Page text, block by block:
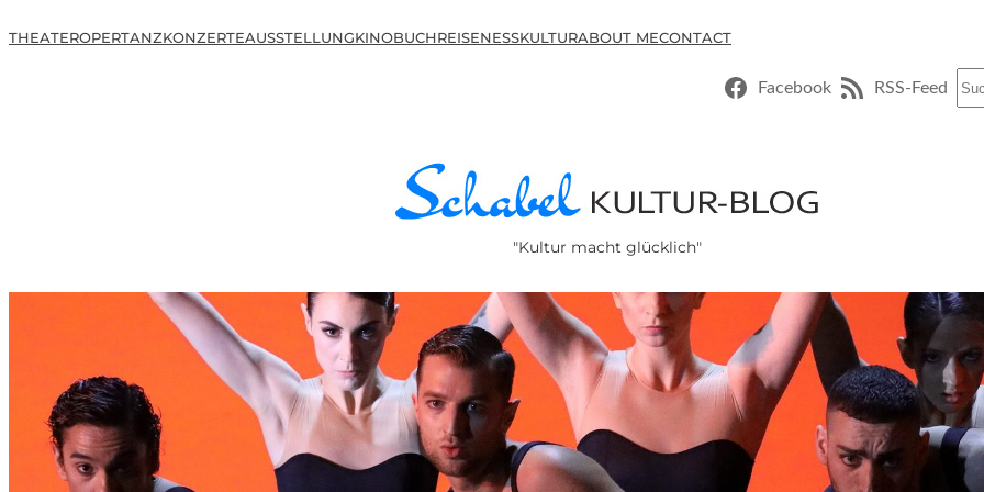
THEATEROPERTANZKONZERTEAUSSTELLUNGKINOBUCHREISENESSKULTURABOUT MECONTACT
Facebook RSS-Feed
"Kultur macht glücklich"